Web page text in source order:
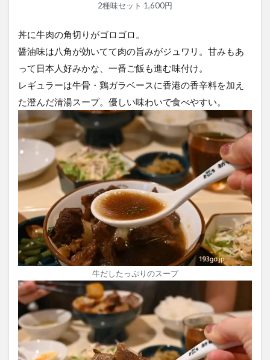
2種味セット 1,600円
丼に牛肉の角切りがゴロゴロ。
醤油味は八角が効いてて肉の旨みがジュワリ。甘みもあ
って日本人好みかな、一番ご飯も進む味付け。
レギュラーは牛骨・鶏ガラベースに香港の香辛料を加え
た澄んだ清湯スープ。優しい味わいで食べやすい。
牛だしたっぷりのスープ